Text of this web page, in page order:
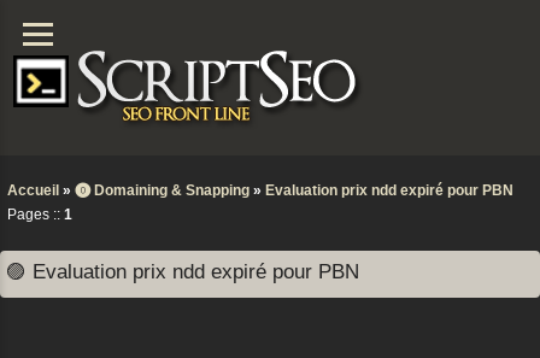
Accueil » ⓿ Domaining & Snapping » Evaluation prix ndd expiré pour PBN
Pages :: 1
🟣 Evaluation prix ndd expiré pour PBN